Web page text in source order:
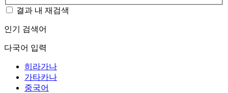
결과 내 재검색
인기 검색어
다국어 입력
히라가나
가타카나
중국어